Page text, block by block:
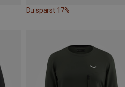
Du sparst 17%